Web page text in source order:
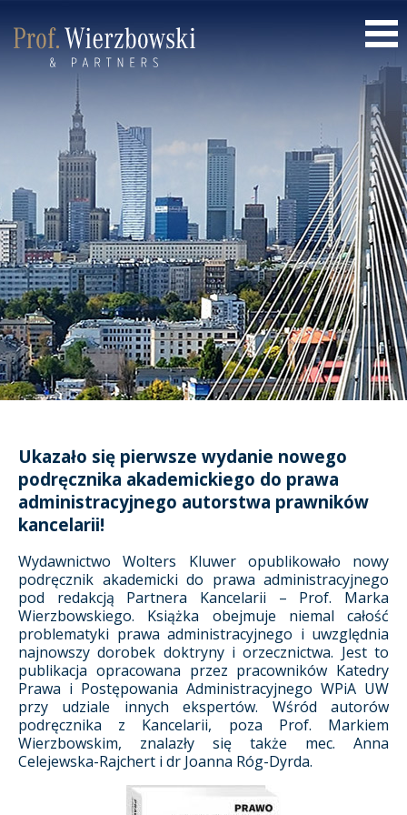
Ukazało się pierwsze wydanie nowego
podręcznika akademickiego do prawa
administracyjnego autorstwa prawników
kancelarii!
Wydawnictwo Wolters Kluwer opublikowało nowy
podręcznik akademicki do prawa administracyjnego
pod redakcją Partnera Kancelarii – Prof. Marka
Wierzbowskiego. Książka obejmuje niemal całość
problematyki prawa administracyjnego i uwzględnia
najnowszy dorobek doktryny i orzecznictwa. Jest to
publikacja opracowana przez pracowników Katedry
Prawa i Postępowania Administracyjnego WPiA UW
przy udziale innych ekspertów. Wśród autorów
podręcznika z Kancelarii, poza Prof. Markiem
Wierzbowskim, znalazły się także mec. Anna
Celejewska-Rajchert i dr Joanna Róg-Dyrda.